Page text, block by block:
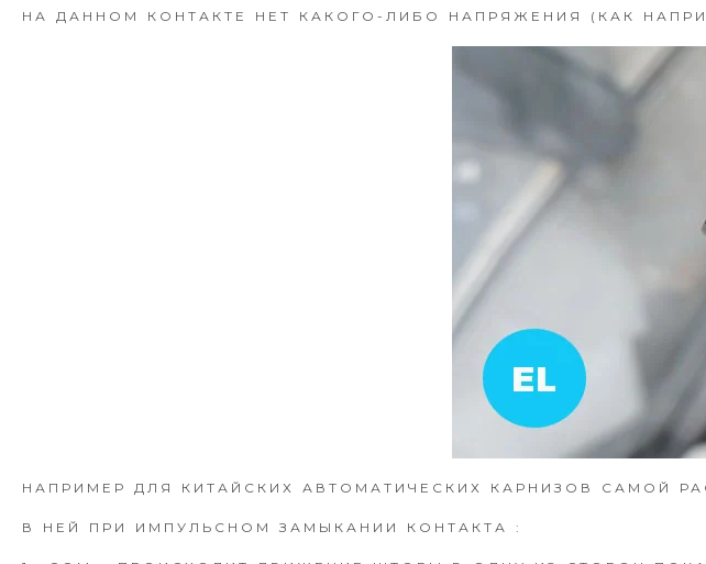
НА ДАННОМ КОНТАКТЕ НЕТ КАКОГО-ЛИБО НАПРЯЖЕНИЯ (КАК
НАПРИМЕР ДЛЯ КИТАЙСКИХ АВТОМАТИЧЕСКИХ КАРНИЗОВ САМОЙ
В НЕЙ ПРИ ИМПУЛЬСНОМ ЗАМЫКАНИИ КОНТАКТА :